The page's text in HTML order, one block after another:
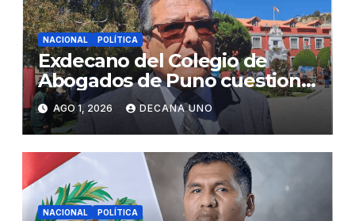
NACIONAL POLÍTICA
Exdecano del Colegio de
Abogados de Puno cuestiona
propuestas sobre seguridad
ciudadana
AGO 1, 2026 DECANA UNO
NACIONAL POLÍTICA